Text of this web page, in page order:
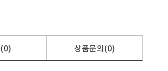
상품문의(0)